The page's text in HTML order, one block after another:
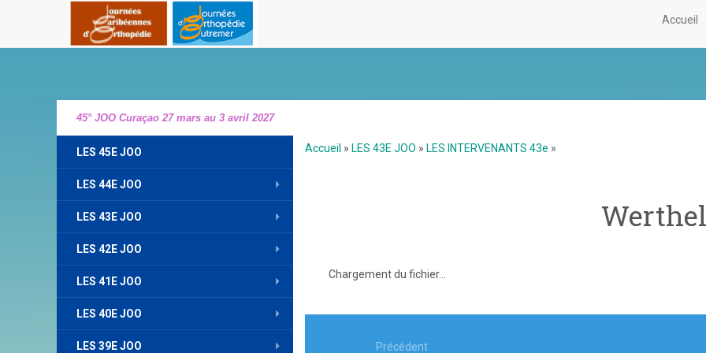
45° JOO Curaçao 27 mars au 3 avril 2027
Accueil
LES 45E JOO
LES 44E JOO
LES 43E JOO
LES 42E JOO
LES 41E JOO
LES 40E JOO
LES 39E JOO
Accueil » LES 43E JOO » LES INTERVENANTS 43e »
Werthel
Chargement du fichier...
Précédent